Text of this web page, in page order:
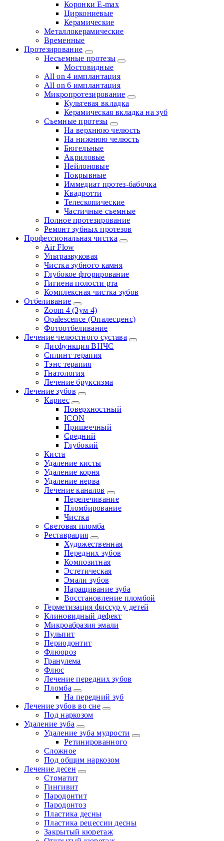
Коронки E-max
Циркониевые
Керамические
Металлокерамические
Временные
Протезирование
Несъемные протезы
Мостовидные
All on 4 имплантация
All on 6 имплантация
Микропротезирование
Культевая вкладка
Керамическая вкладка на зуб
Съемные протезы
На верхнюю челюсть
На нижнюю челюсть
Бюгельные
Акриловые
Нейлоновые
Покрывные
Иммедиат протез-бабочка
Квадротти
Телескопические
Частичные съемные
Полное протезирование
Ремонт зубных протезов
Профессиональная чистка
Air Flow
Ультразвуковая
Чистка зубного камня
Глубокое фторирование
Гигиена полости рта
Комплексная чистка зубов
Отбеливание
Zoom 4 (Зум 4)
Opalescence (Опалесценс)
Фотоотбеливание
Лечение челюстного сустава
Дисфункция ВНЧС
Сплинт терапия
Тэнс терапия
Гнатология
Лечение бруксизма
Лечение зубов
Кариес
Поверхностный
ICON
Пришеечный
Средний
Глубокий
Киста
Удаление кисты
Удаление корня
Удаление нерва
Лечение каналов
Перелечивание
Пломбирование
Чистка
Световая пломба
Реставрация
Художественная
Передних зубов
Композитная
Эстетическая
Эмали зубов
Наращивание зуба
Восстановление пломбой
Герметизация фиссур у детей
Клиновидный дефект
Микроабразия эмали
Пульпит
Периодонтит
Флюороз
Гранулема
Флюс
Лечение передних зубов
Пломба
На передний зуб
Лечение зубов во сне
Под наркозом
Удаление зуба
Удаление зуба мудрости
Ретинированного
Сложное
Под общим наркозом
Лечение десен
Стоматит
Гингивит
Пародонтит
Пародонтоз
Пластика десны
Пластика рецессии десны
Закрытый кюретаж